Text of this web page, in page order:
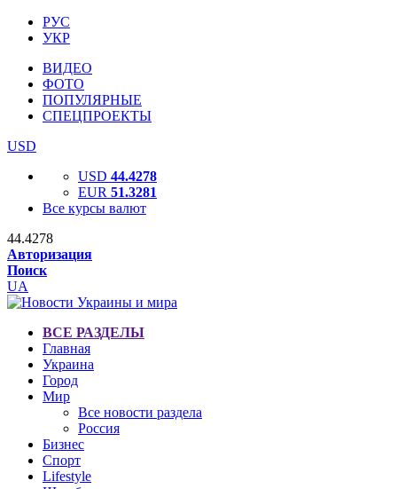
РУС
УКР
ВИДЕО
ФОТО
ПОПУЛЯРНЫЕ
СПЕЦПРОЕКТЫ
USD
USD 44.4278
EUR 51.3281
Все курсы валют
44.4278
Авторизация
Поиск
UA
ВСЕ РАЗДЕЛЫ
Главная
Украина
Город
Мир
Все новости раздела
Россия
Бизнес
Спорт
Lifestyle